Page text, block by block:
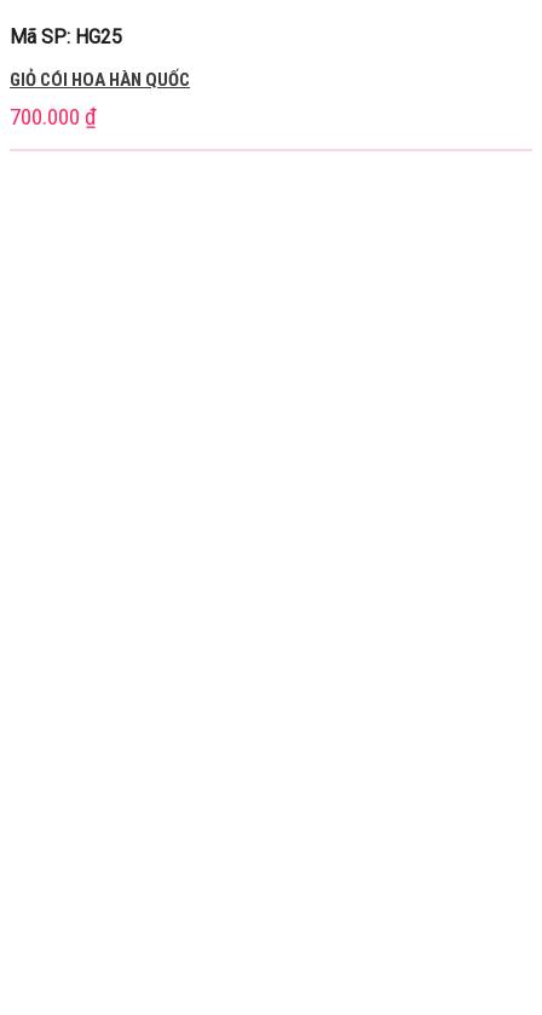
Mã SP: HG25
GIỎ CÓI HOA HÀN QUỐC
700.000 ₫